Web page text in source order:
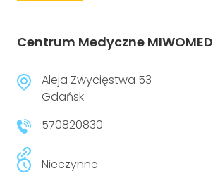
Centrum Medyczne MIWOMED
Aleja Zwycięstwa 53
Gdańsk
570820830
Nieczynne